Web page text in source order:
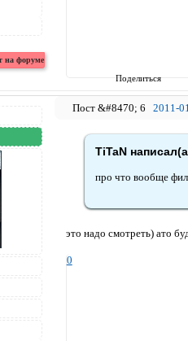
Поделиться
6 2011-
TiTaN
про что вообще
это надо смотреть) ато
0